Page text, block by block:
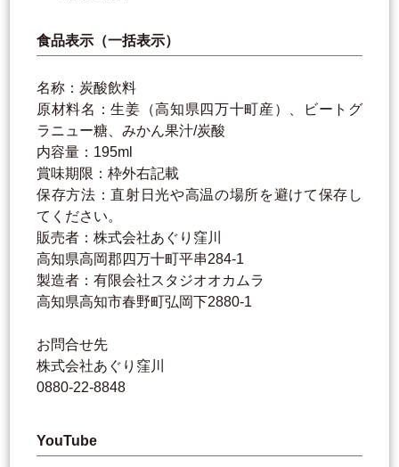
食品表示（一括表示）
名称：炭酸飲料
原材料名：生姜（高知県四万十町産）、ビートグ
ラニュー糖、みかん果汁/炭酸
内容量：195ml
賞味期限：枠外右記載
保存方法：直射日光や高温の場所を避けて保存し
てください。
販売者：株式会社あぐり窪川
高知県高岡郡四万十町平串284-1
製造者：有限会社スタジオオカムラ
高知県高知市春野町弘岡下2880-1
お問合せ先
株式会社あぐり窪川
0880-22-8848
YouTube